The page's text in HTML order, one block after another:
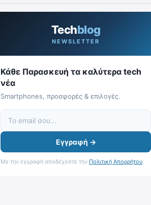
Techblog
NEWSLETTER
Κάθε Παρασκευή τα καλύτερα tech
νέα
Smartphones, προσφορές & επιλογές.
Εγγραφή →
Με την εγγραφή αποδέχεστε την Πολιτική Απορρήτου.